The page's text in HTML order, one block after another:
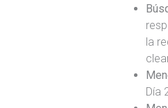
la
Día